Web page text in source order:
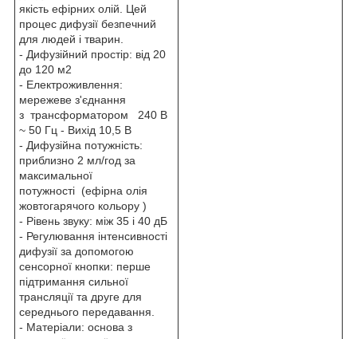
якість ефірних олій. Цей
процес дифузії безпечний
для людей і тварин.
- Дифузійний простір: від 20
до 120 м2
- Електроживлення:
мережеве з'єднання
з трансформатором 240 В
~ 50 Гц - Вихід 10,5 В
- Дифузійна потужність:
приблизно 2 мл/год за
максимальної
потужності (ефірна олія
жовтогарячого кольору )
- Рівень звуку: між 35 і 40 дБ
- Регулювання інтенсивності
дифузії за допомогою
сенсорної кнопки: перше
підтримання сильної
трансляції та друге для
середнього передавання.
- Матеріали: основа з